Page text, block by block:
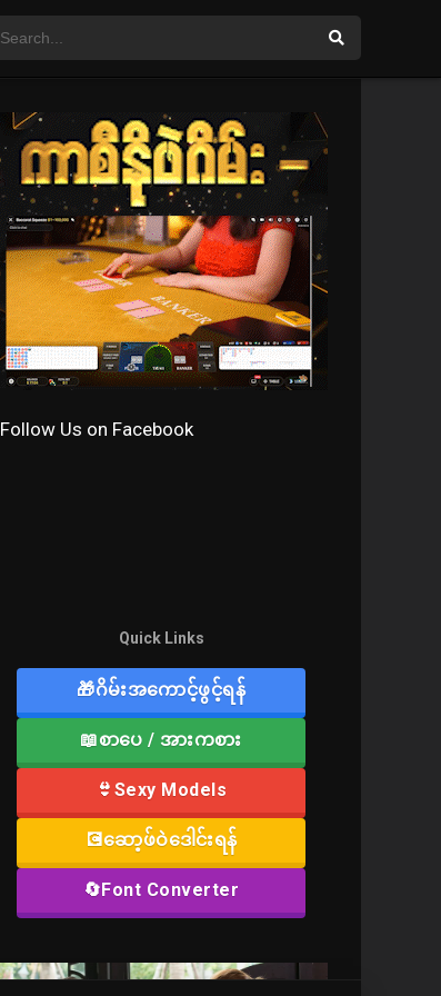
Follow Us on Facebook
Quick Links
🎁ဂိမ်းအကောင့်ဖွင့်ရန်
📖စာပေ / အားကစား
👙Sexy Models
💽ဆော့ဖ်ဝဲဒေါင်းရန်
🔄Font Converter